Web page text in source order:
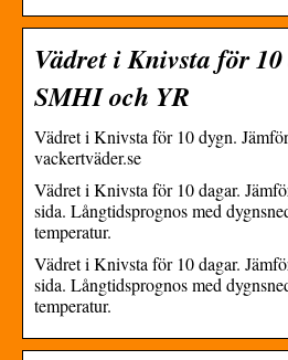
Vädret i Knivsta för
SMHI och YR
Vädret i Knivsta för 10 dygn.
vackertväder.se
Vädret i Knivsta för 10 dagar.
sida. Långtidsprognos med
temperatur.
Vädret i Knivsta för 10 dagar.
sida. Långtidsprognos med
temperatur.